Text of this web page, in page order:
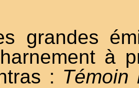
grandes
à
: Témoin